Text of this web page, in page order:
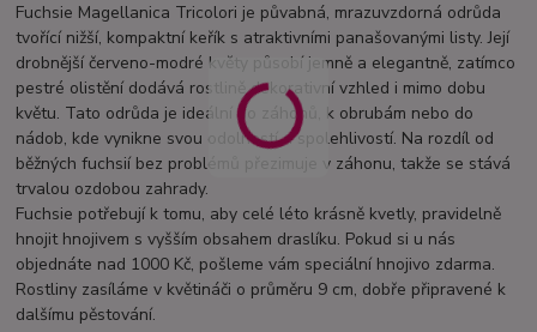
Fuchsie Magellanica Tricolori je půvabná, mrazuvzdorná odrůda
tvořící nižší, kompaktní keřík s atraktivními panašovanými listy. Její
drobnější červeno-modré květy působí jemně a elegantně, zatímco
pestré olistění dodává rostlině dekorativní vzhled i mimo dobu
květu. Tato odrůda je ideální do záhonů, k obrubám nebo do
nádob, kde vynikne svou odolností a spolehlivostí. Na rozdíl od
běžných fuchsií bez problémů přezimuje v záhonu, takže se stává
trvalou ozdobou zahrady.
Fuchsie potřebují k tomu, aby celé léto krásně kvetly, pravidelně
hnojit hnojivem s vyšším obsahem draslíku. Pokud si u nás
objednáte nad 1000 Kč, pošleme vám speciální hnojivo zdarma.
Rostliny zasíláme v květináči o průměru 9 cm, dobře připravené k
dalšímu pěstování.